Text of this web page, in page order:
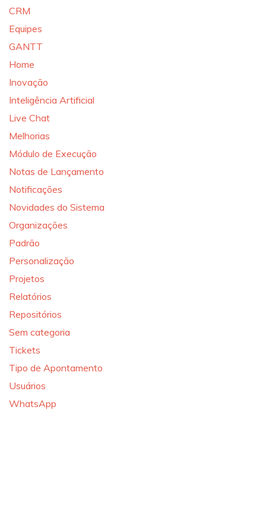
CRM
Equipes
GANTT
Home
Inovação
Inteligência Artificial
Live Chat
Melhorias
Módulo de Execução
Notas de Lançamento
Notificações
Novidades do Sistema
Organizações
Padrão
Personalização
Projetos
Relatórios
Repositórios
Sem categoria
Tickets
Tipo de Apontamento
Usuários
WhatsApp